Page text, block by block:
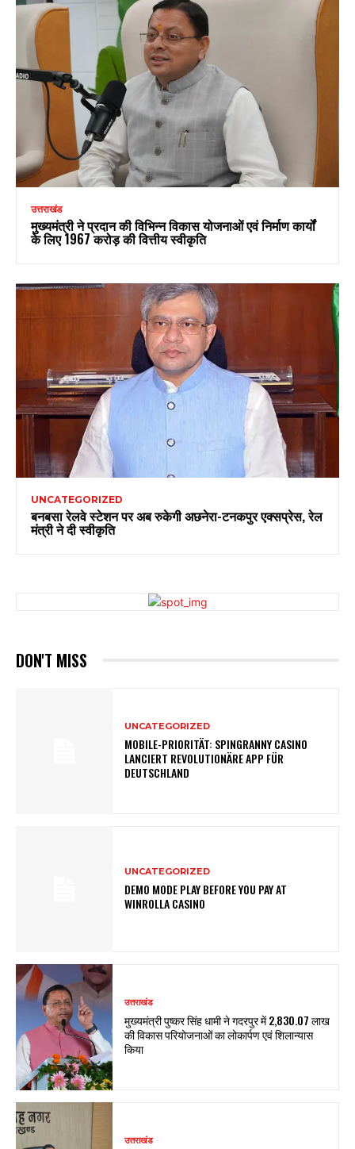
उत्तराखंड
मुख्यमंत्री ने प्रदान की विभिन्न विकास योजनाओं एवं निर्माण कार्यों
के लिए ₹1967 करोड़ की वित्तीय स्वीकृति
UNCATEGORIZED
बनबसा रेलवे स्टेशन पर अब रुकेगी अछनेरा-टनकपुर एक्सप्रेस, रेल
मंत्री ने दी स्वीकृति
DON'T MISS
UNCATEGORIZED
MOBILE-PRIORITÄT: SPINGRANNY CASINO
LANCIERT REVOLUTIONÄRE APP FÜR
DEUTSCHLAND
UNCATEGORIZED
DEMO MODE PLAY BEFORE YOU PAY AT
WINROLLA CASINO
उत्तराखंड
मुख्यमंत्री पुष्कर सिंह धामी ने गदरपुर में ₹2,830.07 लाख
की विकास परियोजनाओं का लोकार्पण एवं शिलान्यास
किया
उत्तराखंड